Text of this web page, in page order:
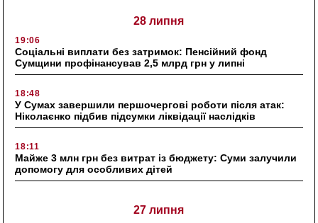
28 липня
19:06
Соціальні виплати без затримок: Пенсійний фонд
Сумщини профінансував 2,5 млрд грн у липні
18:48
У Сумах завершили першочергові роботи після атак:
Ніколаєнко підбив підсумки ліквідації наслідків
18:11
Майже 3 млн грн без витрат із бюджету: Суми залучили
допомогу для особливих дітей
27 липня